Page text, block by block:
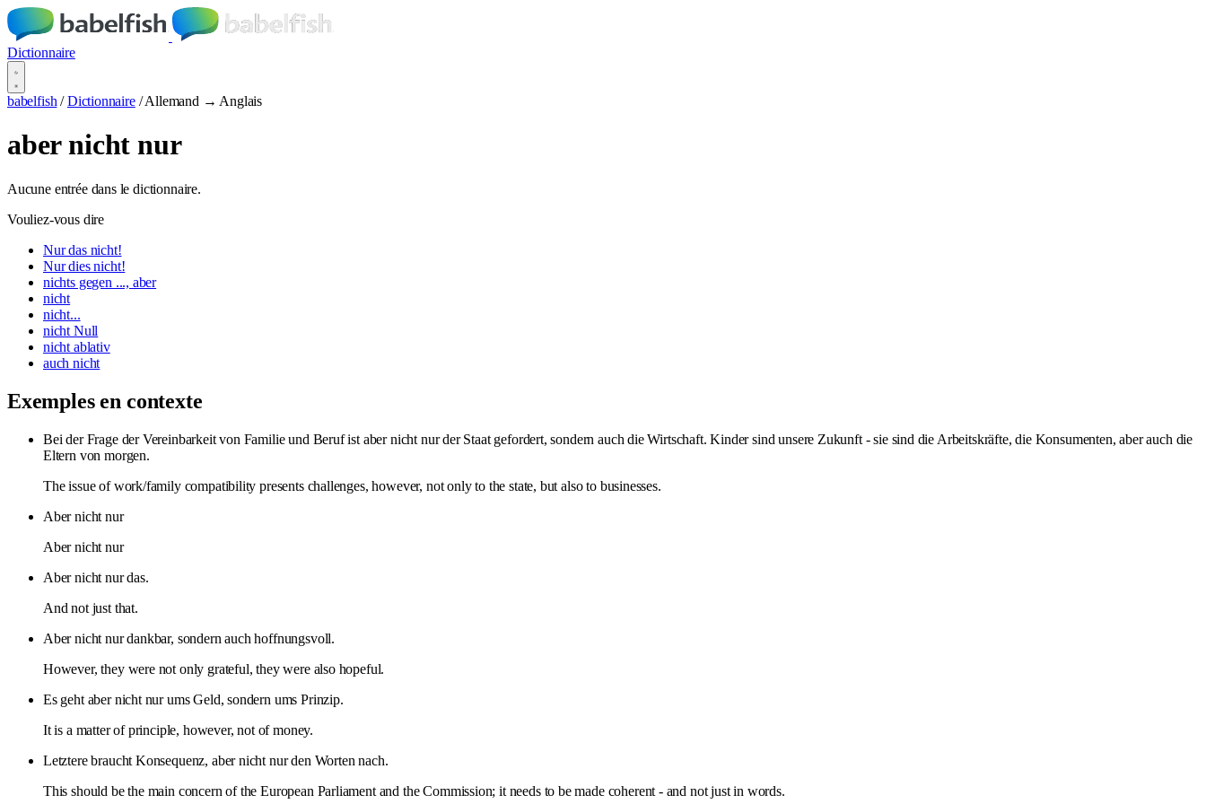
Dictionnaire
babelfish / Dictionnaire / Allemand → Anglais
aber nicht nur
Aucune entrée dans le dictionnaire.
Vouliez-vous dire
Nur das nicht!
Nur dies nicht!
nichts gegen ..., aber
nicht
nicht...
nicht Null
nicht ablativ
auch nicht
Exemples en contexte
Bei der Frage der Vereinbarkeit von Familie und Beruf ist aber nicht nur der Staat gefordert, sondern auch die Wirtschaft. Kinder sind unsere Zukunft - sie sind die Arbeitskräfte, die Konsumenten, aber auch die
Eltern von morgen.
The issue of work/family compatibility presents challenges, however, not only to the state, but also to businesses.
Aber nicht nur
Aber nicht nur
Aber nicht nur das.
And not just that.
Aber nicht nur dankbar, sondern auch hoffnungsvoll.
However, they were not only grateful, they were also hopeful.
Es geht aber nicht nur ums Geld, sondern ums Prinzip.
It is a matter of principle, however, not of money.
Letztere braucht Konsequenz, aber nicht nur den Worten nach.
This should be the main concern of the European Parliament and the Commission; it needs to be made coherent - and not just in words.